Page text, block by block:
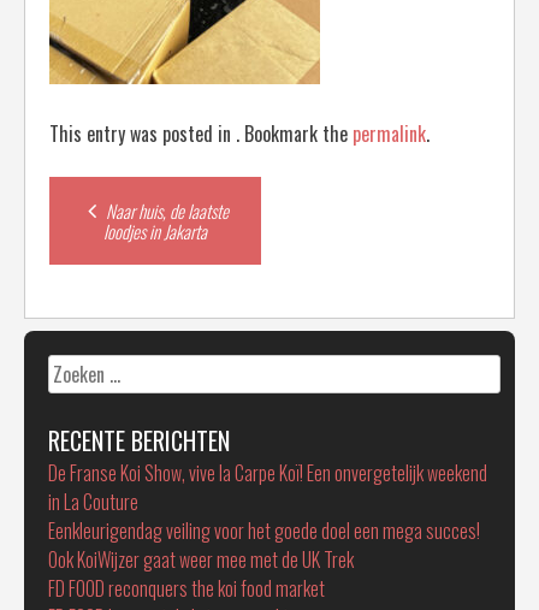
This entry was posted in . Bookmark the permalink.
Post
navigation
Naar huis, de laatste
loodjes in Jakarta
Zoeken
naar:
RECENTE BERICHTEN
De Franse Koi Show, vive la Carpe Koï! Een onvergetelijk weekend
in La Couture
Eenkleurigendag veiling voor het goede doel een mega succes!
Ook KoiWijzer gaat weer mee met de UK Trek
FD FOOD reconquers the koi food market